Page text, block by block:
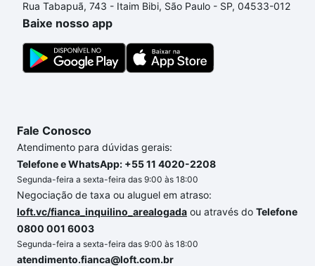
um apartamento
e conte com a gente para comprar
o imóvel dos seus sonhos com segurança e
conforto. Loft, com você até as chaves.
Rua Tabapuã, 743 - Itaim Bibi, São Paulo - SP, 04533-012
Baixe nosso app
Fale Conosco
Atendimento para dúvidas gerais:
Telefone e WhatsApp: +55 11 4020-2208
Segunda-feira a sexta-feira das 9:00 às 18:00
Negociação de taxa ou aluguel em atraso:
loft.vc/fianca_inquilino_arealogada ou através do Telefone
0800 001 6003
Segunda-feira a sexta-feira das 9:00 às 18:00
atendimento.fianca@loft.com.br